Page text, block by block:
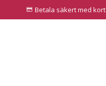
Betala säkert med kort